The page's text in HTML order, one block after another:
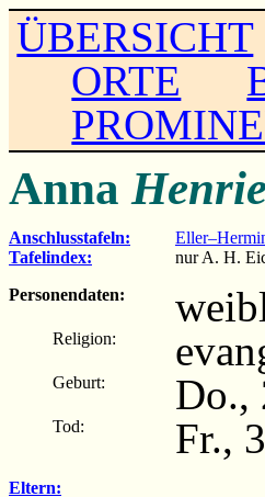
ÜBERSICHT
ORTE
Anna
Anschlusstafeln:
Tafelindex:
nur A. H.
Personendaten:
Religion:
Geburt: Do.,
Tod: Fr.,
Eltern: